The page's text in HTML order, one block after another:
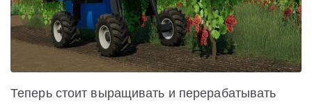
Теперь стоит выращивать и перерабатывать